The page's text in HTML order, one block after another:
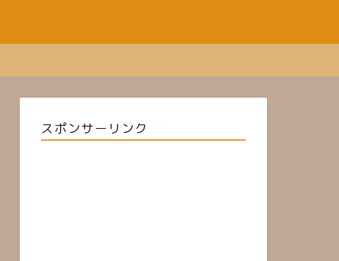
スポンサーリンク